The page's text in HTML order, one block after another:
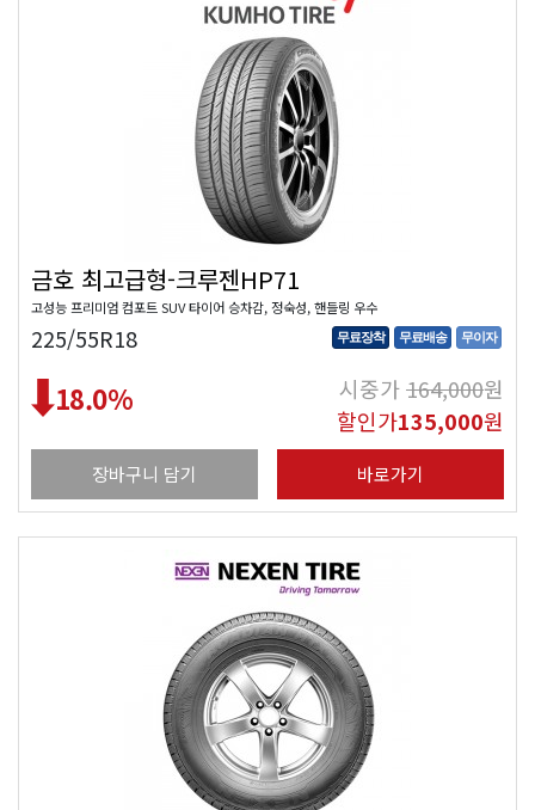
금호 최고급형-크루젠HP71
고성능 프리미엄 컴포트 SUV 타이어 승차감, 정숙성, 핸들링 우수
225/55R18 무료장착 무료배송 무이자
18.0% 시중가164,000원
할인가135,000원
장바구니 담기 바로가기